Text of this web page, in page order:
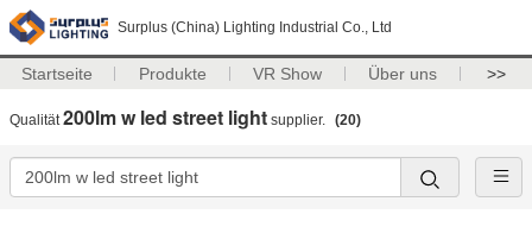
Surplus (China) Lighting Industrial Co., Ltd
Startseite Produkte VR Show Über uns >>
Qualität200lm w led street light supplier. (20)